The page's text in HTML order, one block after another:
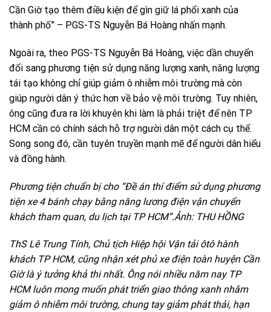
Cần Giờ tạo thêm điều kiện để gìn giữ lá phổi xanh của
thành phố” – PGS-TS Nguyễn Bá Hoàng nhấn mạnh.
Ngoài ra, theo PGS-TS Nguyễn Bá Hoàng, việc dần chuyển
đổi sang phương tiện sử dụng năng lượng xanh, năng lượng
tái tạo không chỉ giúp giảm ô nhiễm môi trường mà còn
giúp người dân ý thức hơn về bảo vệ môi trường. Tuy nhiên,
ông cũng đưa ra lời khuyên khi làm là phải triệt để nên TP
HCM cần có chính sách hỗ trợ người dân một cách cụ thể.
Song song đó, cần tuyên truyền mạnh mẽ để người dân hiểu
và đồng hành.
Phương tiện chuẩn bị cho “Ðề án thí điểm sử dụng phương
tiện xe 4 bánh chạy bằng năng lương điện vận chuyển
khách tham quan, du lịch tại TP HCM”.Ảnh: THU HỒNG
ThS Lê Trung Tính, Chủ tịch Hiệp hội Vận tải ôtô hành
khách TP HCM, cũng nhận xét phủ xe điện toàn huyện Cần
Giờ là ý tưởng khả thi nhất. Ông nói nhiều năm nay TP
HCM luôn mong muốn phát triển giao thông xanh nhằm
giảm ô nhiễm môi trường, chung tay giảm phát thải, hạn